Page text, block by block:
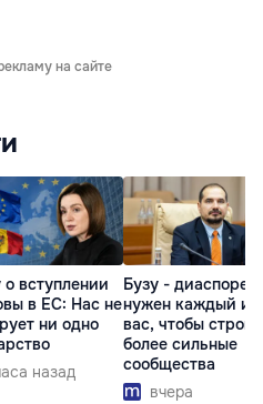
на сайте
вступлении
в ЕС: Нас не
ни одно
назад
Бузу - диаспоре:
нужен каждый из
вас, чтобы
более сильные
сообщества
вчера